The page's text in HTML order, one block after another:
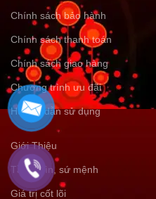
Chính sách bảo hành
Chính sách thanh toán
Chính sách giao hàng
Chương trình ưu đãi
Hướng dẫn sử dụng
Giới Thiệu
Tầm nhìn, sứ mệnh
Giá trị cốt lõi